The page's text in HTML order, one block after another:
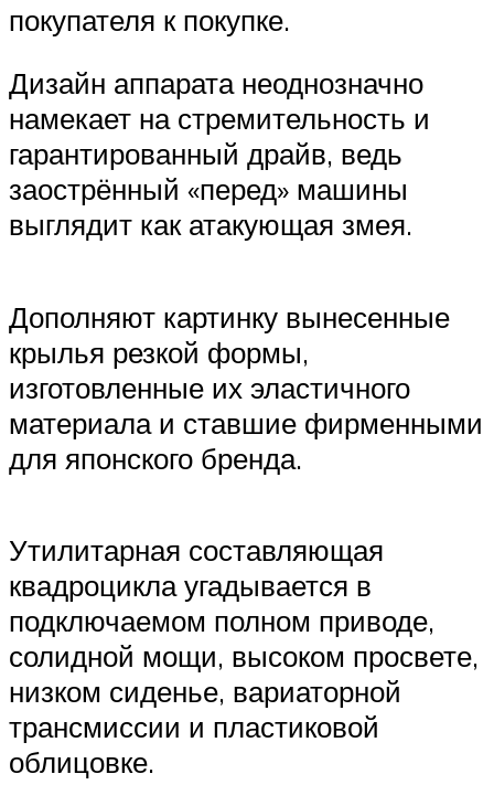
покупателя к покупке.
Дизайн аппарата неоднозначно
намекает на стремительность и
гарантированный драйв, ведь
заострённый «перед» машины
выглядит как атакующая змея.
Дополняют картинку вынесенные
крылья резкой формы,
изготовленные их эластичного
материала и ставшие фирменными
для японского бренда.
Утилитарная составляющая
квадроцикла угадывается в
подключаемом полном приводе,
солидной мощи, высоком просвете,
низком сиденье, вариаторной
трансмиссии и пластиковой
облицовке.